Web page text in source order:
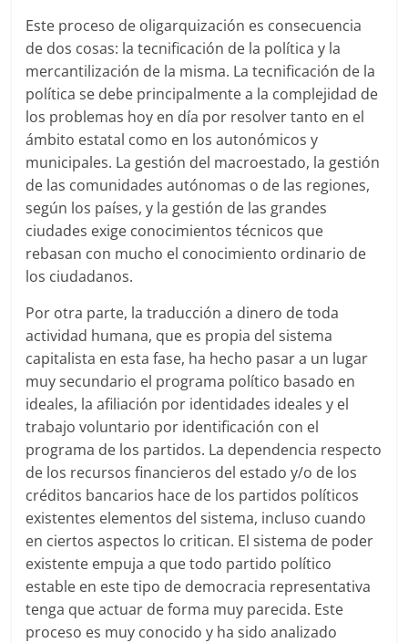
Este proceso de oligarquización es consecuencia
de dos cosas: la tecnificación de la política y la
mercantilización de la misma. La tecnificación de la
política se debe principalmente a la complejidad de
los problemas hoy en día por resolver tanto en el
ámbito estatal como en los autonómicos y
municipales. La gestión del macroestado, la gestión
de las comunidades autónomas o de las regiones,
según los países, y la gestión de las grandes
ciudades exige conocimientos técnicos que
rebasan con mucho el conocimiento ordinario de
los ciudadanos.
Por otra parte, la traducción a dinero de toda
actividad humana, que es propia del sistema
capitalista en esta fase, ha hecho pasar a un lugar
muy secundario el programa político basado en
ideales, la afiliación por identidades ideales y el
trabajo voluntario por identificación con el
programa de los partidos. La dependencia respecto
de los recursos financieros del estado y/o de los
créditos bancarios hace de los partidos políticos
existentes elementos del sistema, incluso cuando
en ciertos aspectos lo critican. El sistema de poder
existente empuja a que todo partido político
estable en este tipo de democracia representativa
tenga que actuar de forma muy parecida. Este
proceso es muy conocido y ha sido analizado